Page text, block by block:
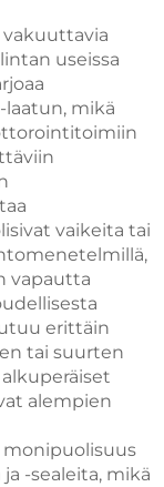
vakuuttavia
useissa
mikä
vaikeita tai
vapautta
erittäin
tai suurten
alempien
monipuolisuus
-sealeita, mikä